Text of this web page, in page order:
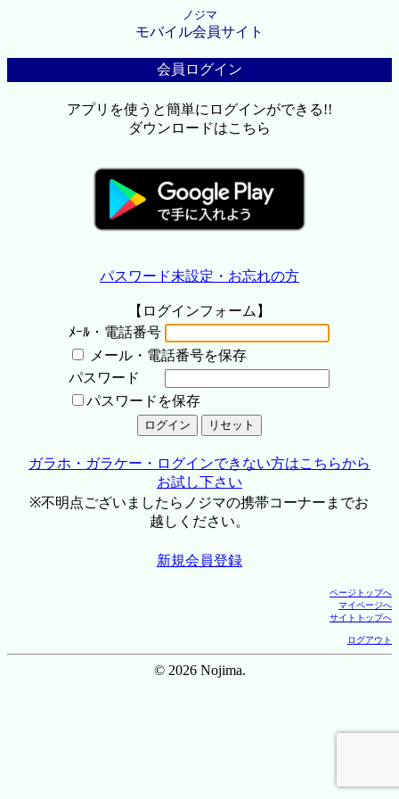
ノジマ
モバイル会員サイト
会員ログイン
アプリを使うと簡単にログインができる!!
ダウンロードはこちら
パスワード未設定・お忘れの方
【ログインフォーム】
ﾒｰﾙ・電話番号
メール・電話番号を保存
パスワード
パスワードを保存
ガラホ・ガラケー・ログインできない方はこちらから
お試し下さい
※不明点ございましたらノジマの携帯コーナーまでお
越しください。
新規会員登録
ページトップへ
マイページへ
サイトトップへ
ログアウト
© 2026 Nojima.